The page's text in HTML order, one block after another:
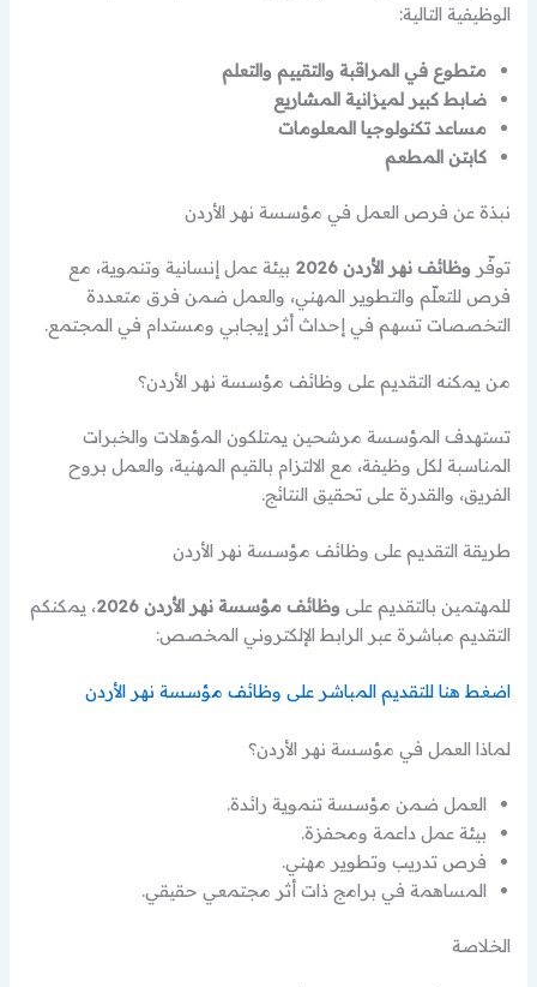
الوظيفية التالية:
متطوع في المراقبة والتقييم والتعلم
ضابط كبير لميزانية المشاريع
مساعد تكنولوجيا المعلومات
كابتن المطعم
نبذة عن فرص العمل في مؤسسة نهر الأردن
توفّروظائف نهر الأردن 2026
بيئة عمل إنسانية وتنموية، مع
فرص للتعلّم والتطوير المهني، والعمل ضمن فرق متعددة
التخصصات تسهم في إحداث أثر إيجابي ومستدام في المجتمع.
من يمكنه التقديم على وظائف مؤسسة نهر الأردن؟
تستهدف المؤسسة مرشحين يمتلكون المؤهلات والخبرات
المناسبة لكل وظيفة، مع الالتزام بالقيم المهنية، والعمل بروح
الفريق، والقدرة على تحقيق النتائج.
طريقة التقديم على وظائف مؤسسة نهر الأردن
للمهتمين بالتقديم علىوظائف مؤسسة نهر الأردن 2026
، يمكنكم
التقديم مباشرة عبر الرابط الإلكتروني المخصص:
اضغط هنا للتقديم المباشر على وظائف مؤسسة نهر الأردن
لماذا العمل في مؤسسة نهر الأردن؟
العمل ضمن مؤسسة تنموية رائدة.
بيئة عمل داعمة ومحفزة.
فرص تدريب وتطوير مهني.
المساهمة في برامج ذات أثر مجتمعي حقيقي.
الخلاصة